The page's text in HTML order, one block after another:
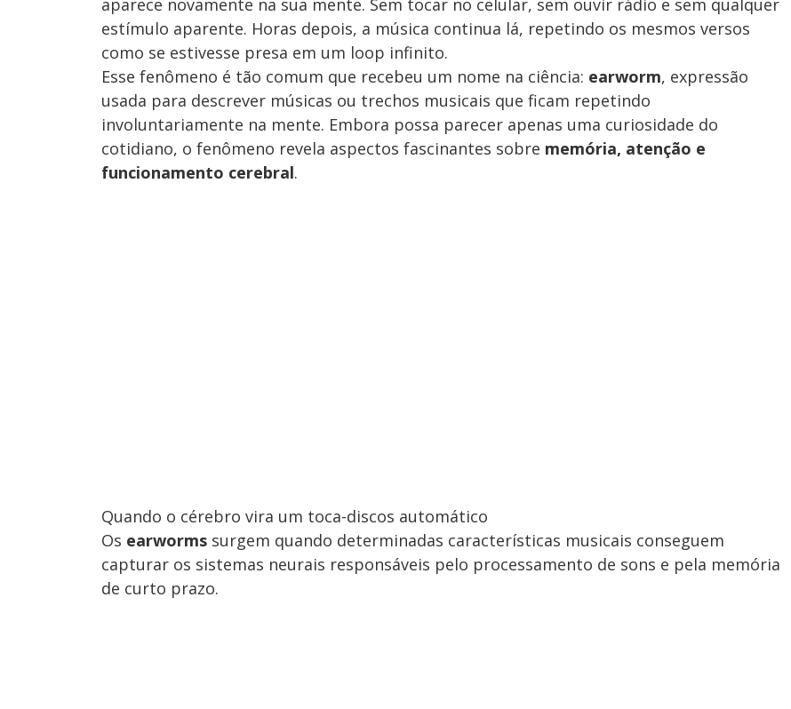
aparece novamente na sua mente. Sem tocar no celular, sem ouvir rádio e sem qualquer
estímulo aparente. Horas depois, a música continua lá, repetindo os mesmos versos
como se estivesse presa em um loop infinito.
Esse fenômeno é tão comum que recebeu um nome na ciência: earworm, expressão
usada para descrever músicas ou trechos musicais que ficam repetindo
involuntariamente na mente. Embora possa parecer apenas uma curiosidade do
cotidiano, o fenômeno revela aspectos fascinantes sobre memória, atenção e
funcionamento cerebral.
Quando o cérebro vira um toca-discos automático
Os earworms surgem quando determinadas características musicais conseguem
capturar os sistemas neurais responsáveis pelo processamento de sons e pela memória
de curto prazo.